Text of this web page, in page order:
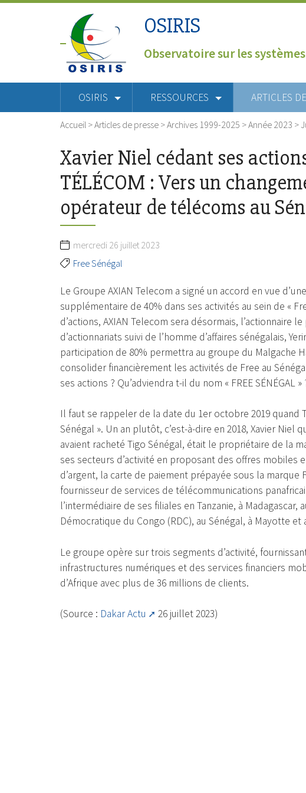
OSIRIS
Observatoire sur les
OSIRIS RESSOURCES ARTICLES
Accueil >Articles de presse >Archives 1999-2025 >Année 2023 >
Xavier Niel cédant ses
TÉLÉCOM : Vers un
opérateur de télécoms au
mercredi 26 juillet 2023
Free Sénégal
Le Groupe AXIAN Telecom a signé un accord en vue
supplémentaire de 40% dans ses activités au sein de «
d’actions, AXIAN Telecom sera désormais, l’actionnaire
d’actionnariats suivi de l’homme d’affaires sénégalais,
participation de 80% permettra au groupe du Malgache
consolider financièrement les activités de Free au
ses actions ? Qu’adviendra t-il du nom « FREE SÉNÉGAL »
Il faut se rappeler de la date du 1er octobre 2019 quand
Sénégal ». Un an plutôt, c’est-à-dire en 2018, Xavier Niel
avaient racheté Tigo Sénégal, était le propriétaire de la
ses secteurs d’activité en proposant des offres mobiles
d’argent, la carte de paiement prépayée sous la marque
fournisseur de services de télécommunications
l’intermédiaire de ses filiales en Tanzanie, à Madagascar,
Démocratique du Congo (RDC), au Sénégal, à Mayotte et
Le groupe opère sur trois segments d’activité,
infrastructures numériques et des services financiers
d’Afrique avec plus de 36 millions de clients.
(Source : Dakar Actu 26 juillet 2023)